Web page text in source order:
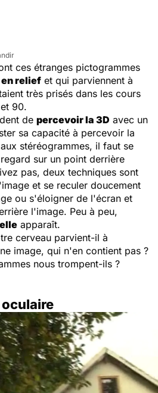
ces étranges pictogrammes
relief et qui parviennent à
très prisés dans les cours
90.
de percevoir la 3D avec un
sa capacité à percevoir la
stéréogrammes, il faut se
sur un point derrière
pas, deux techniques sont
et se reculer doucement
ou s'éloigner de l'écran et
l'image. Peu à peu,
apparaît.
cerveau parvient-il à
image, qui n'en contient pas ?
nous trompent-ils ?